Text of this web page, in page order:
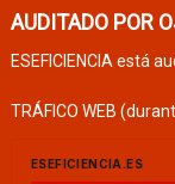
AUDITADO POR
ESEFICIENCIA está
TRÁFICO WEB